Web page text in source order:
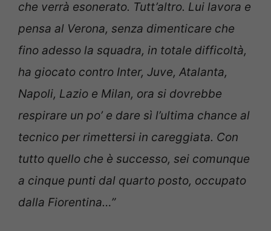
che verrà esonerato. Tutt’altro. Lui lavora e
pensa al Verona, senza dimenticare che
fino adesso la squadra, in totale difficoltà,
ha giocato contro Inter, Juve, Atalanta,
Napoli, Lazio e Milan, ora si dovrebbe
respirare un po’ e dare sì l’ultima chance al
tecnico per rimettersi in careggiata. Con
tutto quello che è successo, sei comunque
a cinque punti dal quarto posto, occupato
dalla Fiorentina…”